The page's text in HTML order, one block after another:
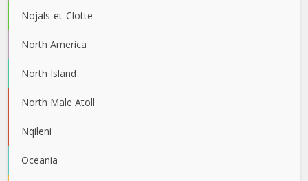
Nojals-et-Clotte
North America
North Island
North Male Atoll
Nqileni
Oceania